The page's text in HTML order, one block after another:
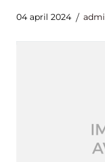
04 april 2024